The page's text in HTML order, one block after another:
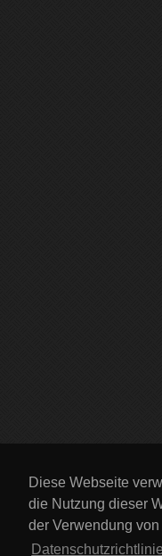
Diese Webseite
die Nutzung dieser
der Verwendung